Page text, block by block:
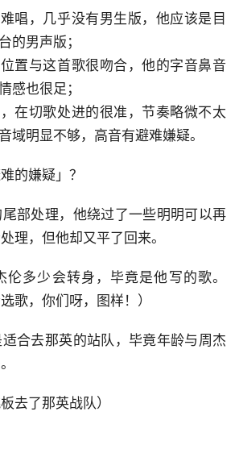
唱，几乎没有男生版，他应该是目
的男声版；
置与这首歌很吻合，他的字音鼻音
感也很足；
在切歌处进的很准，节奏略微不太
域明显不够，高音有避难嫌疑。
的嫌疑」？
部处理，他绕过了一些明明可以再
理，但他却又平了回来。
伦多少会转身，毕竟是他写的歌。
歌，你们呀，图样！）
合去那英的站队，毕竟年龄与周杰
去了那英战队）